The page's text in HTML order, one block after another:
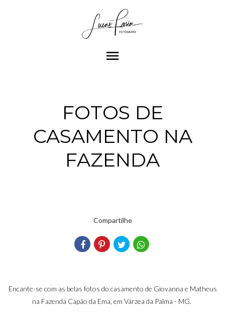
menu
FOTOS DE
CASAMENTO NA
FAZENDA
Compartilhe
Encante-se com as belas fotos do casamento de Giovanna e Matheus
na Fazenda Capão da Ema, em Várzea da Palma - MG.